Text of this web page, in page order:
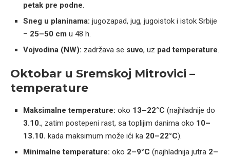
petak pre podne.
Sneg u planinama: jugozapad, jug, jugoistok i istok Srbije
– 25–50 cm u 48 h.
Vojvodina (NW): zadržava se suvo, uz pad temperature.
Oktobar u Sremskoj Mitrovici –
temperature
Maksimalne temperature: oko 13–22°C (najhladnije do
3.10., zatim postepeni rast, sa toplijim danima oko 10–
13.10. kada maksimum može ići ka 20–22°C).
Minimalne temperature: oko 2–9°C (najhladnija jutra 2–